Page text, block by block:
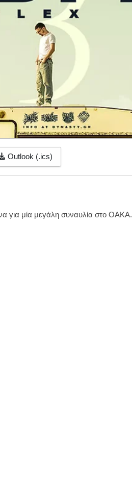
Outlook (.ics)
για μία μεγάλη συναυλία στο ΟΑΚΑ.